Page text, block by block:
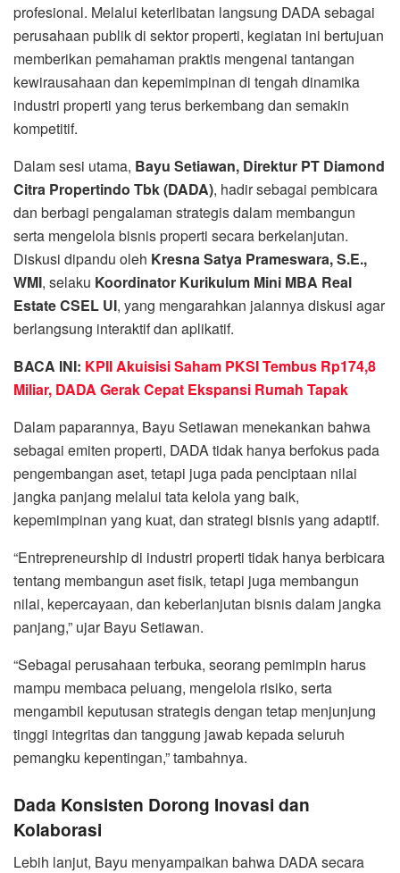
profesional. Melalui keterlibatan langsung DADA sebagai
perusahaan publik di sektor properti, kegiatan ini bertujuan
memberikan pemahaman praktis mengenai tantangan
kewirausahaan dan kepemimpinan di tengah dinamika
industri properti yang terus berkembang dan semakin
kompetitif.
Dalam sesi utama, Bayu Setiawan, Direktur PT Diamond
Citra Propertindo Tbk (DADA), hadir sebagai pembicara
dan berbagi pengalaman strategis dalam membangun
serta mengelola bisnis properti secara berkelanjutan.
Diskusi dipandu oleh Kresna Satya Prameswara, S.E.,
WMI, selaku Koordinator Kurikulum Mini MBA Real
Estate CSEL UI, yang mengarahkan jalannya diskusi agar
berlangsung interaktif dan aplikatif.
BACA INI: KPII Akuisisi Saham PKSI Tembus Rp174,8
Miliar, DADA Gerak Cepat Ekspansi Rumah Tapak
Dalam paparannya, Bayu Setiawan menekankan bahwa
sebagai emiten properti, DADA tidak hanya berfokus pada
pengembangan aset, tetapi juga pada penciptaan nilai
jangka panjang melalui tata kelola yang baik,
kepemimpinan yang kuat, dan strategi bisnis yang adaptif.
“Entrepreneurship di industri properti tidak hanya berbicara
tentang membangun aset fisik, tetapi juga membangun
nilai, kepercayaan, dan keberlanjutan bisnis dalam jangka
panjang,” ujar Bayu Setiawan.
“Sebagai perusahaan terbuka, seorang pemimpin harus
mampu membaca peluang, mengelola risiko, serta
mengambil keputusan strategis dengan tetap menjunjung
tinggi integritas dan tanggung jawab kepada seluruh
pemangku kepentingan,” tambahnya.
Dada Konsisten Dorong Inovasi dan
Kolaborasi
Lebih lanjut, Bayu menyampaikan bahwa DADA secara